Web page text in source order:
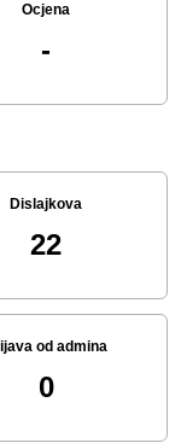
Ocjena
-
Dislajkova
22
od admina
0